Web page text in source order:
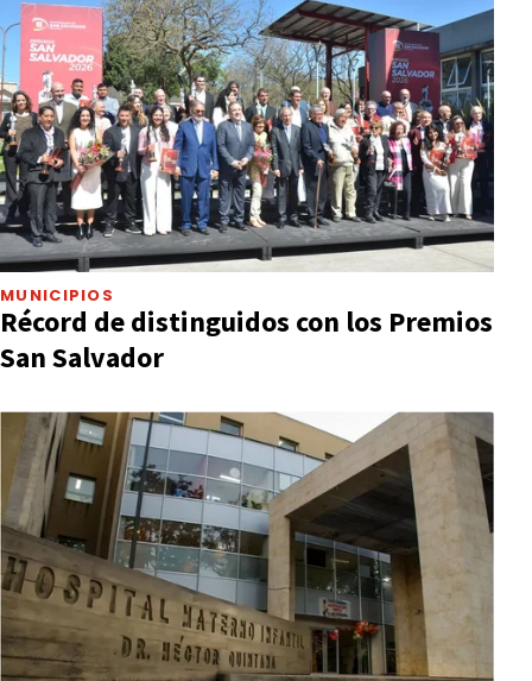
MUNICIPIOS
Récord de distinguidos con los Premios
San Salvador